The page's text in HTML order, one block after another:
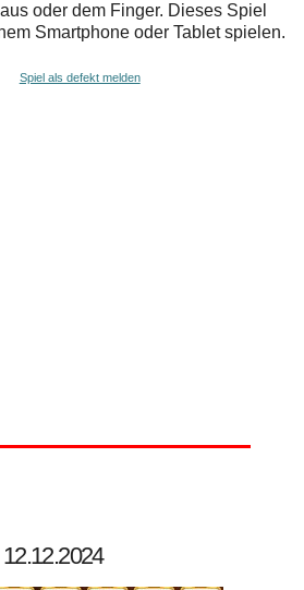
oder dem Finger. Dieses Spiel
Smartphone oder Tablet spielen.
Spiel als defekt melden